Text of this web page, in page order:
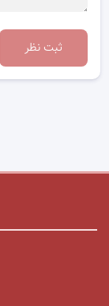
ثبت نظر